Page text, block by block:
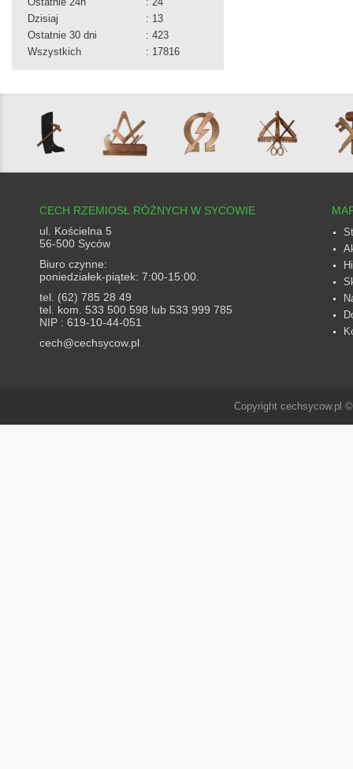
Dzisiaj
: 13
Ostatnie 30 dni
: 423
Wszystkich
: 17816
CECH RZEMIOSŁ RÓŻNYCH W SYCOWIE
ul. Kościelna 5
56-500 Syców
Biuro czynne:
poniedziałek-piątek: 7:00-15:00.
tel. (62) 785 28 49
tel. kom. 533 500 598 lub 533 999 785
NIP : 619-10-44-051
cech@cechsycow.pl
Copyright cechsycow.pl